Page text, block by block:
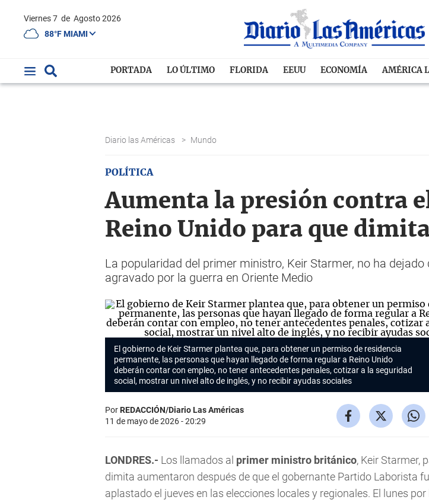
Viernes 7 de Agosto 2026
88°F MIAMI
PORTADA LO ÚLTIMO FLORIDA EEUU ECONOMÍA AMÉRICA
Diario las Américas > Mundo
POLÍTICA
Aumenta la presión contra
Reino Unido para que
La popularidad del primer ministro, Keir Starmer, no ha
agravado por la guerra en Oriente Medio
El gobierno de Keir Starmer plantea que, para obtener un permiso de residencia
permanente, las personas que hayan llegado de forma regular a Reino Unido
deberán contar con empleo, no tener antecedentes penales, cotizar a la seguridad
social, mostrar un nivel alto de inglés, y no recibir ayudas sociales
PorREDACCIÓN/Diario Las Américas
11 de mayo de 2026 - 20:29
LONDRES.- Los llamados al primer ministro británico, Keir Starmer,
dimita aumentaron después de que el gobernante Partido Laborista
aplastado el jueves en las elecciones locales y regionales. El lunes por